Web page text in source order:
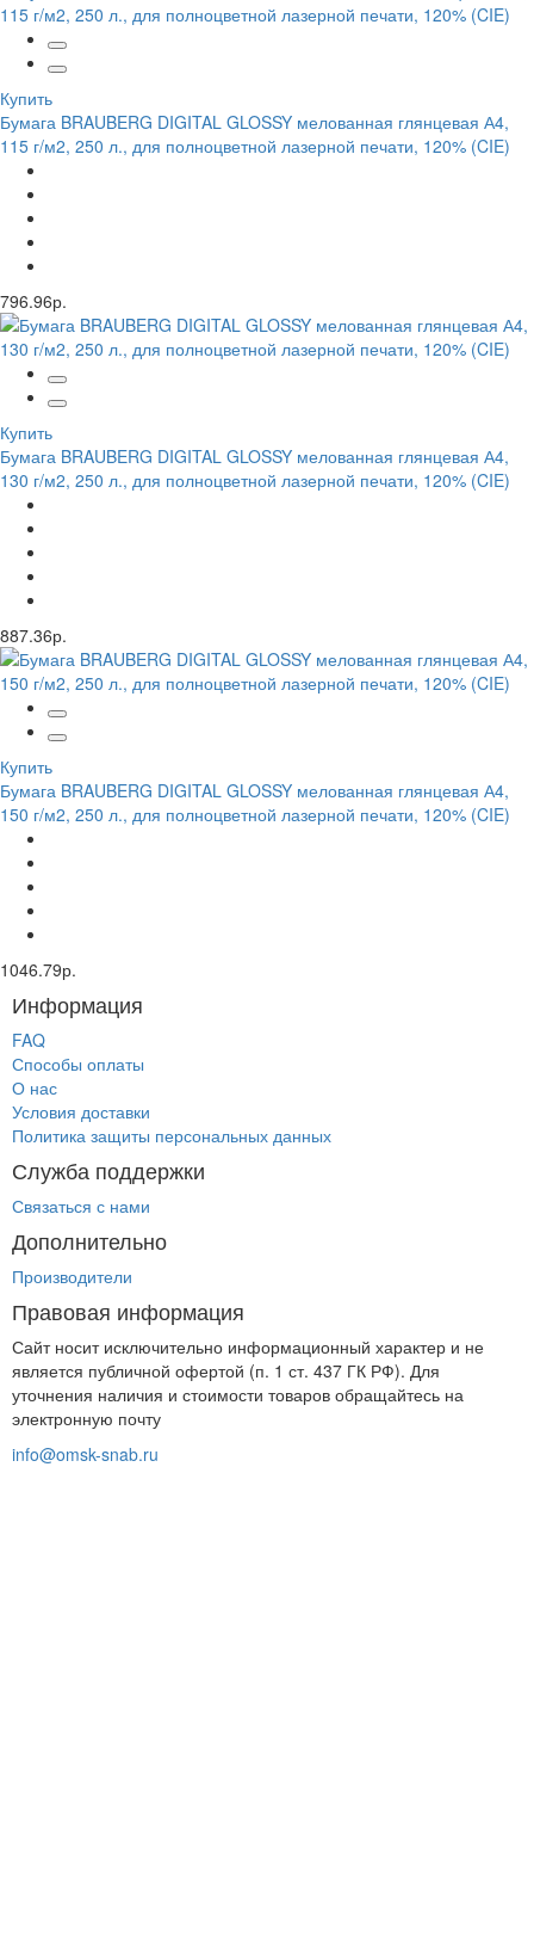
Купить
Бумага BRAUBERG DIGITAL GLOSSY мелованная глянцевая А4,
115 г/м2, 250 л., для полноцветной лазерной печати, 120% (CIE)
796.96р.
Купить
Бумага BRAUBERG DIGITAL GLOSSY мелованная глянцевая А4,
130 г/м2, 250 л., для полноцветной лазерной печати, 120% (CIE)
887.36р.
Купить
Бумага BRAUBERG DIGITAL GLOSSY мелованная глянцевая А4,
150 г/м2, 250 л., для полноцветной лазерной печати, 120% (CIE)
1046.79р.
Информация
FAQ
Способы оплаты
О нас
Условия доставки
Политика защиты персональных данных
Служба поддержки
Связаться с нами
Дополнительно
Производители
Правовая информация
Сайт носит исключительно информационный характер и не
является публичной офертой (п. 1 ст. 437 ГК РФ). Для
уточнения наличия и стоимости товаров обращайтесь на
электронную почту
info@omsk-snab.ru